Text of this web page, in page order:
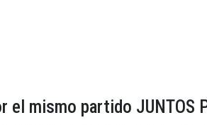
el mismo partido JUNTOS